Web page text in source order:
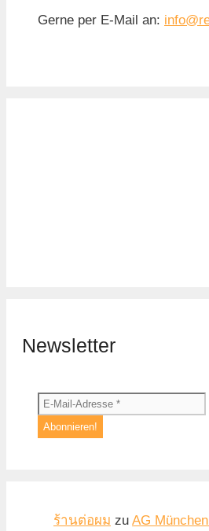
Gerne per E-Mail an:
Newsletter
ร้านต่อผม zu AG